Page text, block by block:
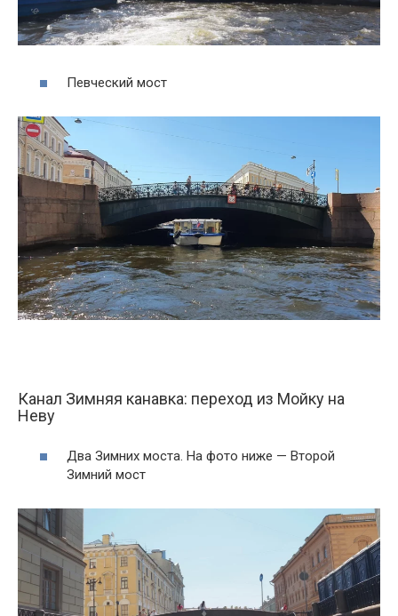
Певческий мост
Канал Зимняя канавка: переход из Мойку на
Неву
Два Зимних моста. На фото ниже — Второй
Зимний мост